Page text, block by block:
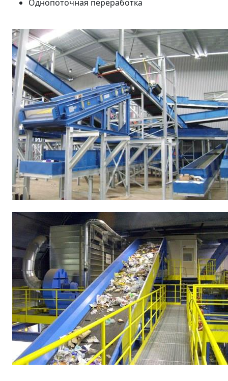
Однопоточная переработка